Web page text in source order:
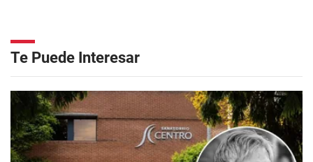
Te Puede Interesar